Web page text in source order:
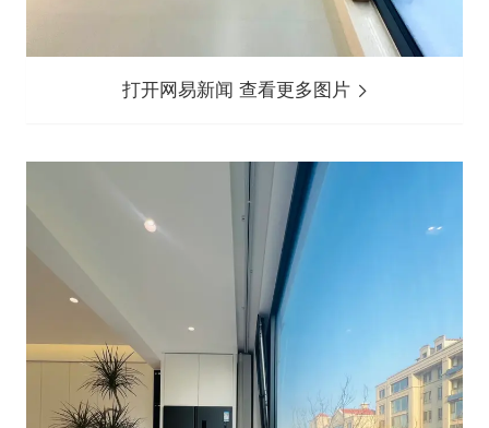
打开网易新闻 查看更多图片